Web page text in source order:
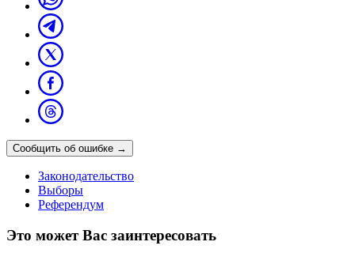
Сообщить об ошибке →
Законодательство
Выборы
Референдум
Это может Вас заинтересовать